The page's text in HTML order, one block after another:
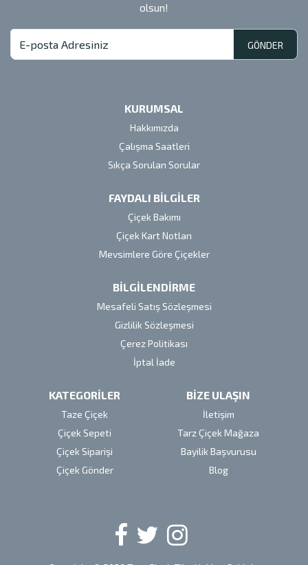
olsun!
GÖNDER
KURUMSAL
Hakkımızda
Çalışma Saatleri
Sıkça Sorulan Sorular
FAYDALI BİLGİLER
Çiçek Bakımı
Çiçek Kart Notları
Mevsimlere Göre Çiçekler
BİLGİLENDİRME
Mesafeli Satış Sözleşmesi
Gizlilik Sözleşmesi
Çerez Politikası
İptal İade
KATEGORİLER
Taze Çiçek
Çiçek Sepeti
Çiçek Siparişi
Çiçek Gönder
BİZE ULAŞIN
İletişim
Tarz Çiçek Mağaza
Bayilik Başvurusu
Blog